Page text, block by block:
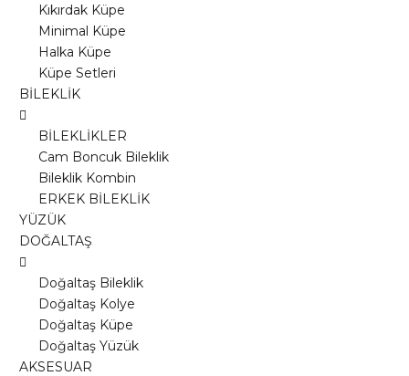
Kıkırdak Küpe
Minimal Küpe
Halka Küpe
Küpe Setleri
BİLEKLİK
BİLEKLİKLER
Cam Boncuk Bileklik
Bileklik Kombin
ERKEK BİLEKLİK
YÜZÜK
DOĞALTAŞ
Doğaltaş Bileklik
Doğaltaş Kolye
Doğaltaş Küpe
Doğaltaş Yüzük
AKSESUAR